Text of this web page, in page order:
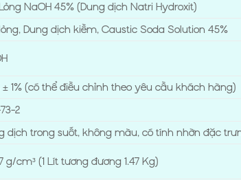
NaOH 45% (Dung dịch Natri Hydroxit)
Dung dịch kiềm, Caustic Soda Solution 45%
± 1% (có thể điều chỉnh theo yêu cầu khách hàng)
73-2
dịch trong suốt, không màu, có tính nhờn đặc
g/cm³ (1 Lít tương đương 1.47 Kg)